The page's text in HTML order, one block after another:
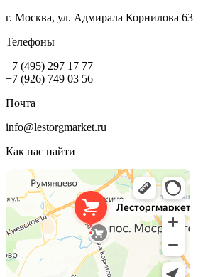
г. Москва, ул. Адмирала Корнилова 63
Телефоны
+7 (495) 297 17 77
+7 (926) 749 03 56
Почта
info@lestorgmarket.ru
Как нас найти
Лесторгмаркет
Пиломатериалы в Москве